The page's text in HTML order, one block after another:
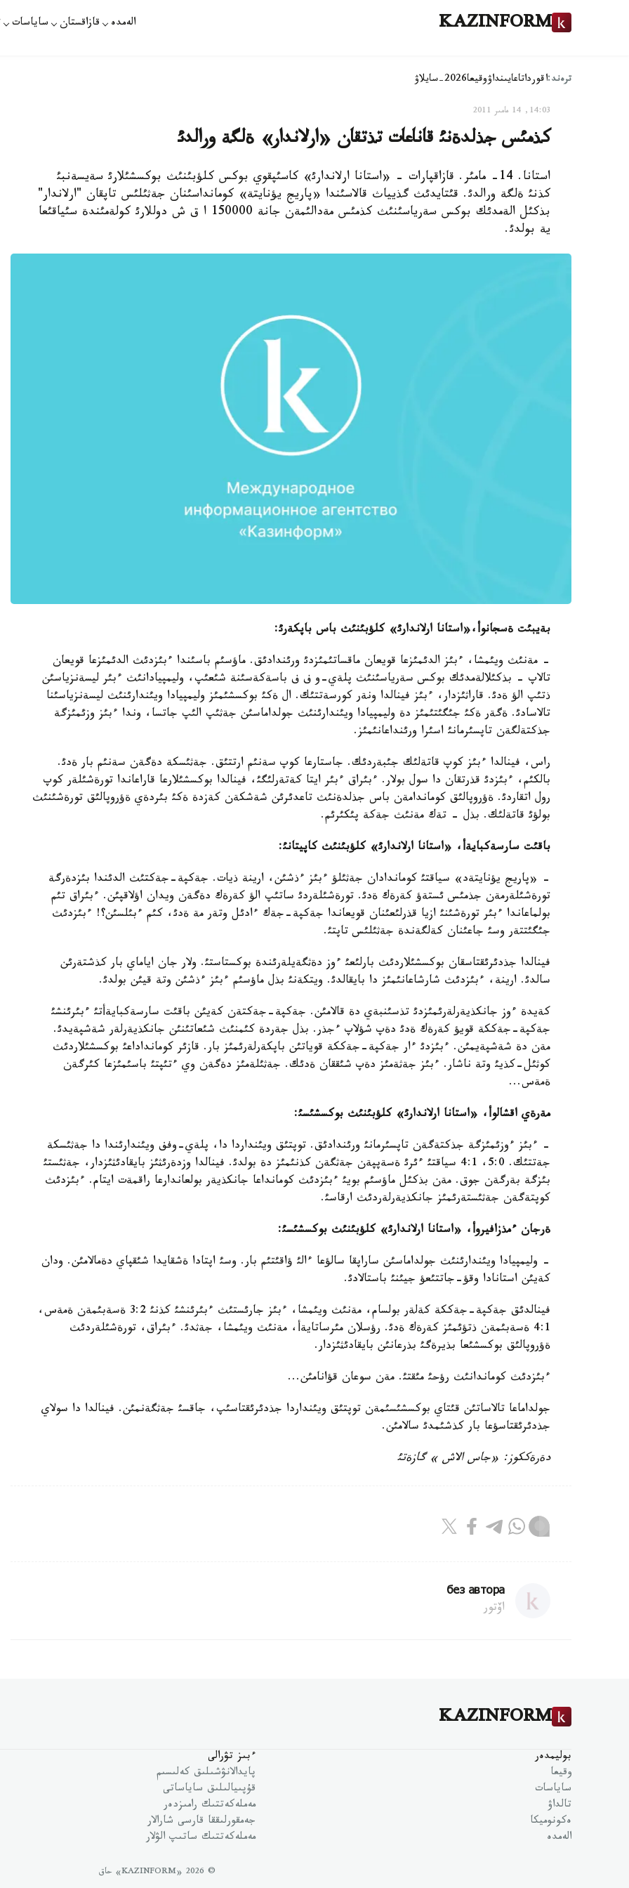
KAZINFORM الەمدە قازاقستان ساياسات
ترەند:اقورداتاعايىنداۋوقيعا2026-سايلاۋ
14:03, 14 مامىر 2011
كذمئس جذلدةنئ قاناعات تذتقان «ارلاندار» ةلگة ورالدئ
استانا. 14- مامئر. قازاقپارات - «استانا ارلاندارئ» كاسئپقوي بوكس كلؤبئنئث بوكسشئلارئ سةيسةنبئ
كذنئ ةلگة ورالدئ. قئتايدئث گذيياث قالاسئندا «پاريج يؤنايتة» كومانداسئنان جةثئلئس تاپقان "ارلاندار"
بذكئل الةمدئك بوكس سةرياسئنئث كذمئس مةدالئمةن جانة 150000 ا ق ش دوللارئ كولةمئندة سئياقئعا
ية بولدئ.
بةيبئت ةسجانوأ،«استانا ارلاندارئ» كلؤبئنئث باس باپكةرئ:
- مةنئث ويئمشا، ءبئز الدئمئزعا قويعان ماقساتئمئزدئ ورئندادئق. ماؤسئم باسئندا ءبئزدئث الدئمئزعا قويعان
تالاپ - بذكئلالةمدئك بوكس سةرياسئنئث پلةي-و ف ف باسةكةسئنة شئعئپ، وليمپيادانئث ءبئر ليسةنزياسئن
ذتئپ الؤ ةدئ. قاراثئزدار، ءبئز فينالدا ونةر كورسةتتئك. ال ةكئ بوكسشئمئز وليمپيادا ويئندارئنئث ليسةنزياسئنا
تالاسادئ. ةگةر ةكئ جئگئتئمئز دة وليمپيادا ويئندارئنئث جولداماسئن جةثئپ الئپ جاتسا، وندا ءبئز وزئمئزگة
جذكتةلگةن تاپسئرمانئ اسئرا ورئنداعانئمئز.
راس، فينالدا ءبئز كوپ قاتةلئك جئبةردئك. جاستارعا كوپ سةنئم ارتتئق. جةثئسكة دةگةن سةنئم بار ةدئ.
بالكئم، ءبئزدئ قذرتقان دا سول بولار. ءبئراق ءبئر ايتا كةتةرلئگئ، فينالدا بوكسشئلارعا قاراعاندا تورةشئلةر كوپ
رول اتقاردئ. ةؤروپالئق كوماندامةن باس جذلدةنئث تاعدئرئن شةشكةن كةزدة ةكئ بئردةي ةؤروپالئق تورةشئنئث
بولؤئ قاتةلئك. بذل - تةك مةنئث جةكة پئكئرئم.
باقئت سارسةكبايةأ، «استانا ارلاندارئ» كلؤبئنئث كاپيتانئ:
- «پاريج يؤنايتةد» سياقتئ كوماندادان جةثئلؤ ءبئز ءذشئن، ارينة ذيات. جةكپة-جةكتئث الدئندا بئزدةرگة
تورةشئلةرمةن جذمئس ئستةؤ كةرةك ةدئ. تورةشئلةردئ ساتئپ الؤ كةرةك دةگةن ويدان اؤلاقپئن. ءبئراق تئم
بولماعاندا ءبئر تورةشئنئ ازيا قذرلئعئنان قويعاندا جةكپة-جةك ءادئل وتةر مة ةدئ، كئم ءبئلسئن؟! ءبئزدئث
جئگئتتةر وسئ جاعئنان كةلگةندة جةثئلئس تاپتئ.
فينالدا جذدئرئقتاسقان بوكسشئلاردئث بارلئعئ ءوز دةثگةيلةرئندة بوكستاستئ. ولار جان اياماي بار كذشتةرئن
سالدئ. ارينة، ءبئزدئث شارشاعانئمئز دا بايقالدئ. ويتكةنئ بذل ماؤسئم ءبئز ءذشئن وتة قيئن بولدئ.
كةيدة ءوز جانكذيةرلةرئمئزدئ تذسئنبةي دة قالامئن. جةكپة-جةكتةن كةيئن باقئت سارسةكبايةأتئ ءبئرئنشئ
جةكپة-جةككة قويؤ كةرةك ةدئ دةپ شؤلاپ ءجذر. بذل جةردة كئمنئث شئعاتئنئن جانكذيةرلةر شةشپةيدئ.
مةن دة شةشپةيمئن. ءبئزدئ ءار جةكپة-جةككة قوياتئن باپكةرلةرئمئز بار. قازئر كومانداداعئ بوكسشئلاردئث
كوثئل-كذيئ وتة ناشار. ءبئز جةثةمئز دةپ شئققان ةدئك. جةثئلةمئز دةگةن وي ءتئپتئ باسئمئزعا كئرگةن
ةمةس...
مةرةي اقشالوأ، «استانا ارلاندارئ» كلؤبئنئث بوكسشئسئ:
- ءبئز ءوزئمئزگة جذكتةگةن تاپسئرمانئ ورئندادئق. توپتئق ويئنداردا دا، پلةي-وفف ويئندارئندا دا جةثئسكة
جةتتئك. 5:0، 4:1 سياقتئ ءئرئ ةسةپپةن جةثگةن كذنئمئز دة بولدئ. فينالدا وزدةرئثئز بايقادئثئزدار، جةثئستئ
بئزگة بةرگةن جوق. مةن بذكئل ماؤسئم بويئ ءبئزدئث كومانداعا جانكذيةر بولعاندارعا راقمةت ايتام. ءبئزدئث
كوپتةگةن جةثئستةرئمئز جانكذيةرلةردئث ارقاسئ.
ةرجان ءمذزافيروأ، «استانا ارلاندارئ» كلؤبئنئث بوكسشئسئ:
- وليمپيادا ويئندارئنئث جولداماسئن ساراپقا سالؤعا ءالئ ؤاقئتئم بار. وسئ اپتادا ةشقايدا شئقپاي دةمالامئن. ودان
كةيئن استانادا وقؤ-جاتتئعؤ جيئنئ باستالادئ.
فينالدئق جةكپة-جةككة كةلةر بولسام، مةنئث ويئمشا، ءبئز جارئستئث ءبئرئنشئ كذنئ 3:2 ةسةبئمةن ةمةس،
4:1 ةسةبئمةن ذتؤئمئز كةرةك ةدئ. رؤسلان مئرساتايةأ، مةنئث ويئمشا، جةثدئ. ءبئراق، تورةشئلةردئث
ةؤروپالئق بوكسشئعا بذيرةگئ بذرعانئن بايقادئثئزدار.
ءبئزدئث كوماندانئث رؤحئ مئقتئ. مةن سوعان قؤانامئن...
جولداماعا تالاساتئن قئتاي بوكسشئسئمةن توپتئق ويئنداردا جذدئرئقتاسئپ، جاقسئ جةثگةنمئن. فينالدا دا سولاي
جذدئرئقتاسؤعا بار كذشئمدئ سالامئن.
دةرةككوز: «جاس الاش » گازةتئ
без автора
اۆتور
KAZINFORM
بوليمدەر
وقيعا
ساياسات
تالداۋ
ەكونوميكا
الەمدە
ءبىز تۋرالى
پايدالانۋشىلىق كەلىسىم
قۇپىيالىلىق ساياساتى
مەملەكەتتىك رامىزدەر
جەمقورلىققا قارسى شارالار
مەملەكەتتىك ساتىپ الۋلار
© 2026 «KAZINFORM» حاق